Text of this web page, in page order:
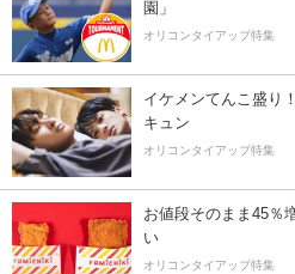
園」
オリコンタイアップ特集
イケメンてんこ盛り
キュン
オリコンタイアップ特集
お値段そのまま45％
い
オリコンタイアップ特集